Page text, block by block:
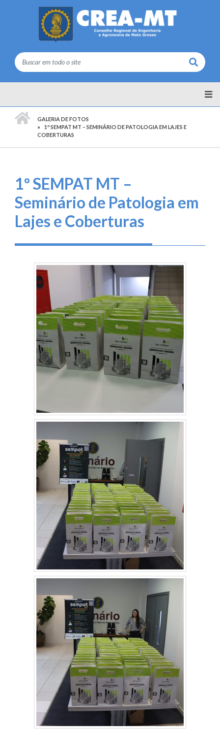
Buscar
GALERIA DE FOTOS
1º SEMPAT MT – SEMINÁRIO DE PATOLOGIA EM LAJES E
COBERTURAS
1º SEMPAT MT –
Seminário de Patologia em
Lajes e Coberturas